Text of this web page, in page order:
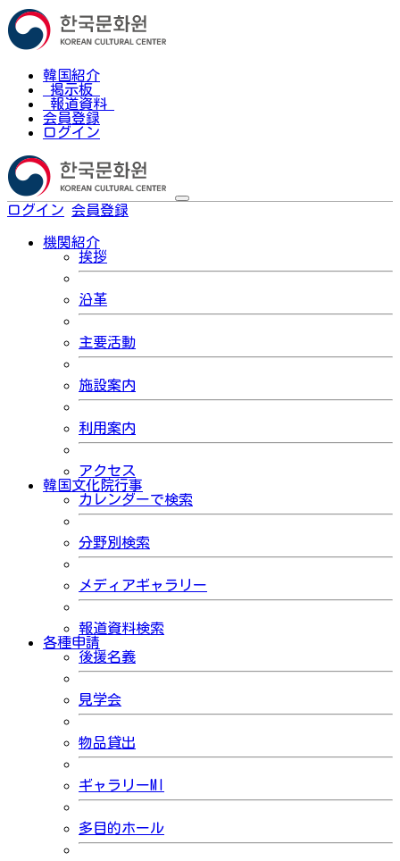
韓国紹介
掲示板
報道資料
会員登録
ログイン
ログイン 会員登録
機関紹介
挨拶
沿革
主要活動
施設案内
利用案内
アクセス
韓国文化院行事
カレンダーで検索
分野別検索
メディアギャラリー
報道資料検索
各種申請
後援名義
見学会
物品貸出
ギャラリーMI
多目的ホール